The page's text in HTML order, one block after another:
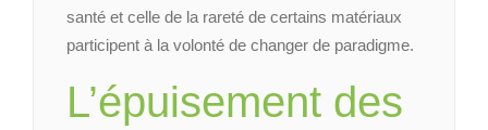
santé et celle de la rareté de certains matériaux
participent à la volonté de changer de paradigme.
L’épuisement des